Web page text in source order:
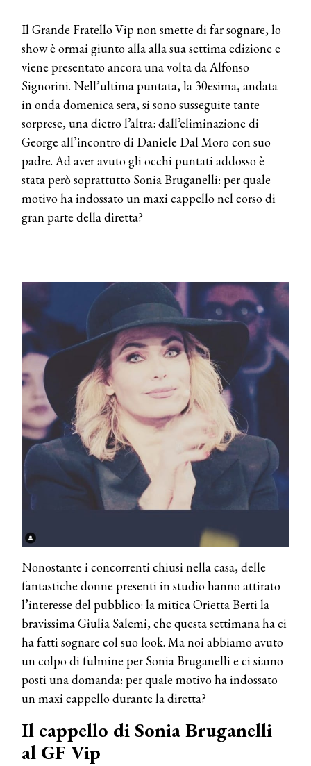
Il Grande Fratello Vip non smette di far sognare, lo
show è ormai giunto alla alla sua settima edizione e
viene presentato ancora una volta da Alfonso
Signorini. Nell’ultima puntata, la 30esima, andata
in onda domenica sera, si sono susseguite tante
sorprese, una dietro l’altra: dall’eliminazione di
George all’incontro di Daniele Dal Moro con suo
padre. Ad aver avuto gli occhi puntati addosso è
stata però soprattutto Sonia Bruganelli: per quale
motivo ha indossato un maxi cappello nel corso di
gran parte della diretta?
Nonostante i concorrenti chiusi nella casa, delle
fantastiche donne presenti in studio hanno attirato
l’interesse del pubblico: la mitica Orietta Berti la
bravissima Giulia Salemi, che questa settimana ha ci
ha fatti sognare col suo look. Ma noi abbiamo avuto
un colpo di fulmine per Sonia Bruganelli e ci siamo
posti una domanda: per quale motivo ha indossato
un maxi cappello durante la diretta?
Il cappello di Sonia Bruganelli
al GF Vip